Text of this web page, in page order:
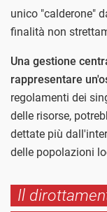
unico "calderone"
finalità non
Una gestione
rappresentare
regolamenti dei
delle risorse,
dettate più
delle popolazioni
Il